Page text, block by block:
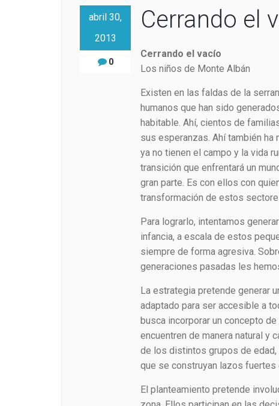
abril 30,
2013
0
Cerrando el
Cerrando el vacío
Los niños de Monte Albán
Existen en las faldas de la
humanos que han sido
habitable. Ahí, cientos de
sus esperanzas. Ahí también ha
ya no tienen el campo y la vida
transición que enfrentará un
gran parte. Es con ellos con
transformación de estos
Para lograrlo, intentamos
infancia, a escala de estos
siempre de forma agresiva.
generaciones pasadas les
La estrategia pretende generar
adaptado para ser accesible a
busca incorporar un concepto
encuentren de manera natural y
de los distintos grupos de
que se construyan lazos
El planteamiento pretende